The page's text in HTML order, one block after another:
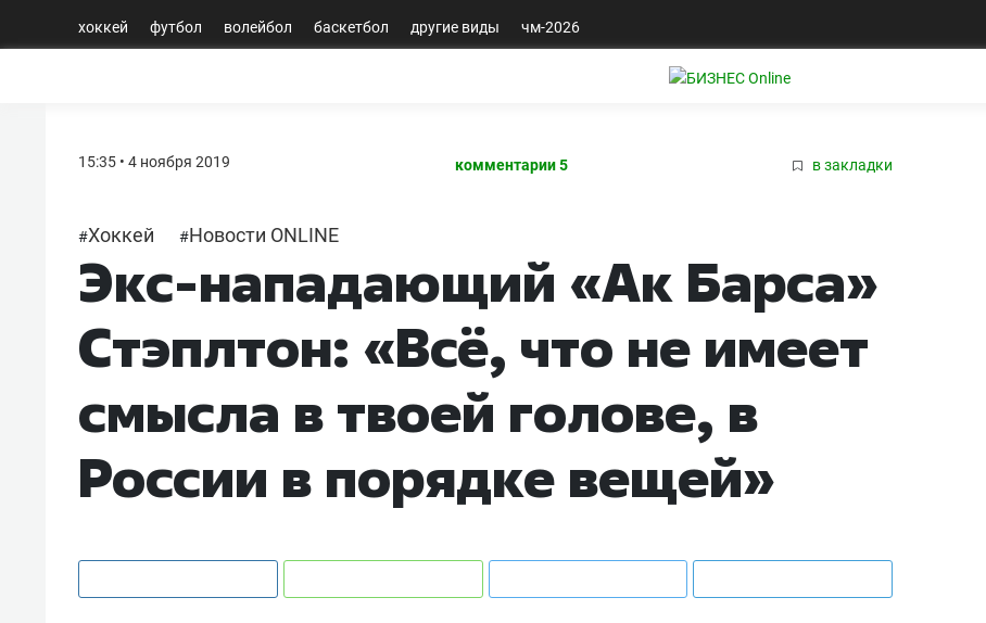
хоккей футбол волейбол баскетбол другие виды чм-2026
15:35 • 4 ноября 2019 комментарии 5 в закладки
#Хоккей #Новости ONLINE
Экс-нападающий «Ак Барса»
Стэплтон: «Всё, что не имеет
смысла в твоей голове, в
России в порядке вещей»